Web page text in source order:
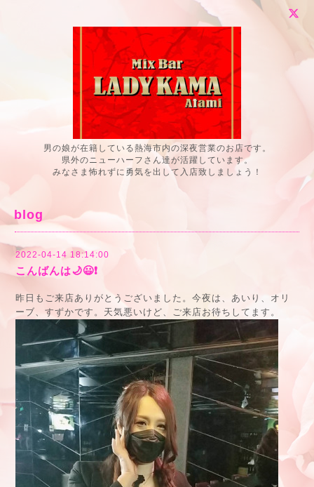
男の娘が在籍している熱海市内の深夜営業のお店です。
県外のニューハーフさん達が活躍しています。
みなさま怖れずに勇気を出して入店致しましょう！
blog
2022-04-14 18:14:00
こんばんは🌙😃❗
昨日もご来店ありがとうございました。今夜は、あいり、オリ
ーブ、すずかです。天気悪いけど、ご来店お待ちしてます。